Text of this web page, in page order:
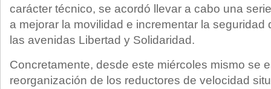
carácter técnico, se acordó llevar a cabo una
a mejorar la movilidad e incrementar la seguridad
las avenidas Libertad y Solidaridad.
Concretamente, desde este miércoles mismo se
reorganización de los reductores de velocidad